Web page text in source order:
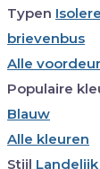
Typen
brievenbus
Alle
Populaire
Blauw
Alle kleuren
Stijl Landelijk